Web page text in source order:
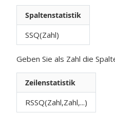
Spaltenstatistik
SSQ(Zahl)
Geben Sie als Zahl die
Zeilenstatistik
RSSQ(Zahl,Zahl,...)